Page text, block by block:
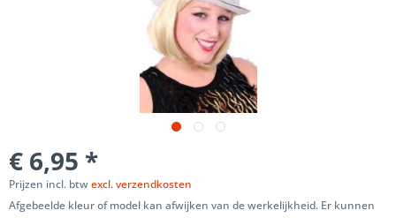
€ 6,95 *
Prijzen incl. btwexcl. verzendkosten
Afgebeelde kleur of model kan afwijken van de werkelijkheid. Er kunnen